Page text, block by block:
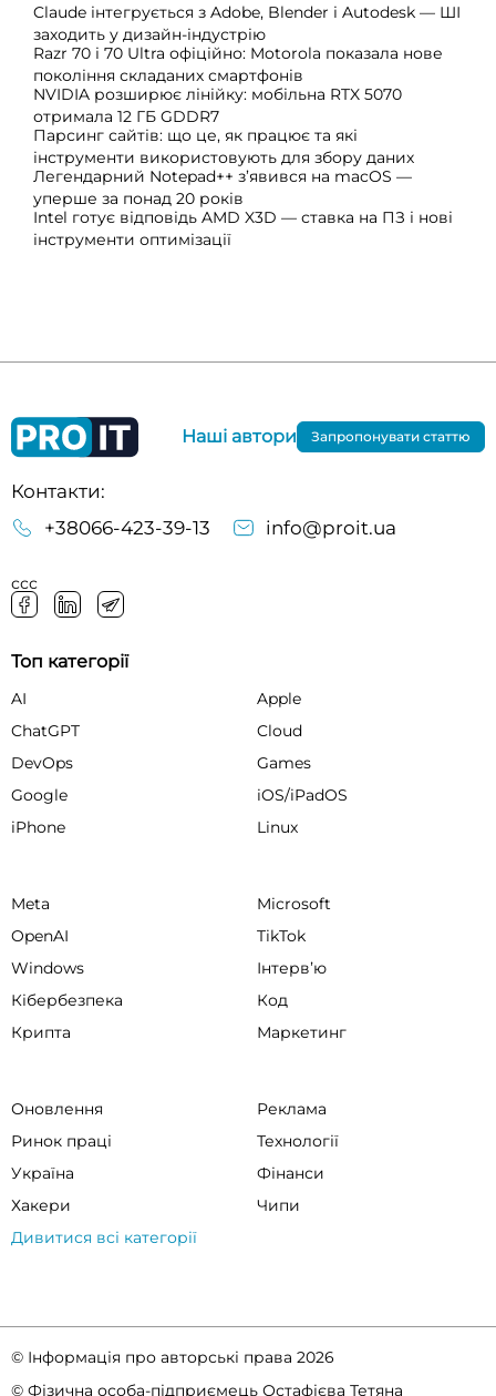
Claude інтегрується з Adobe, Blender і Autodesk — ШІ
заходить у дизайн-індустрію
Razr 70 і 70 Ultra офіційно: Motorola показала нове
покоління складаних смартфонів
NVIDIA розширює лінійку: мобільна RTX 5070
отримала 12 ГБ GDDR7
Парсинг сайтів: що це, як працює та які
інструменти використовують для збору даних
Легендарний Notepad++ з’явився на macOS —
уперше за понад 20 років
Intel готує відповідь AMD X3D — ставка на ПЗ і нові
інструменти оптимізації
Контакти:
+38066-423-39-13
info@proit.ua
ссс
Наші автори Запропонувати статтю
Топ категорії
AI
Apple
ChatGPT
Cloud
DevOps
Games
Google
iOS/iPadOS
iPhone
Linux
Meta
Microsoft
OpenAI
TikTok
Windows
Інтервʼю
Кібербезпека
Код
Крипта
Маркетинг
Оновлення
Реклама
Ринок праці
Технології
Україна
Фінанси
Хакери
Чипи
Дивитися всі категорії
© Інформація про авторські права 2026
© Фізична особа-підприємець Остафієва Тетяна